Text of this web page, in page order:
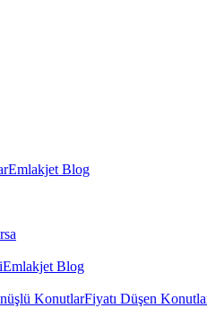
Emlakjet Blog
Emlakjet Blog
KonutlarFiyatı Düşen